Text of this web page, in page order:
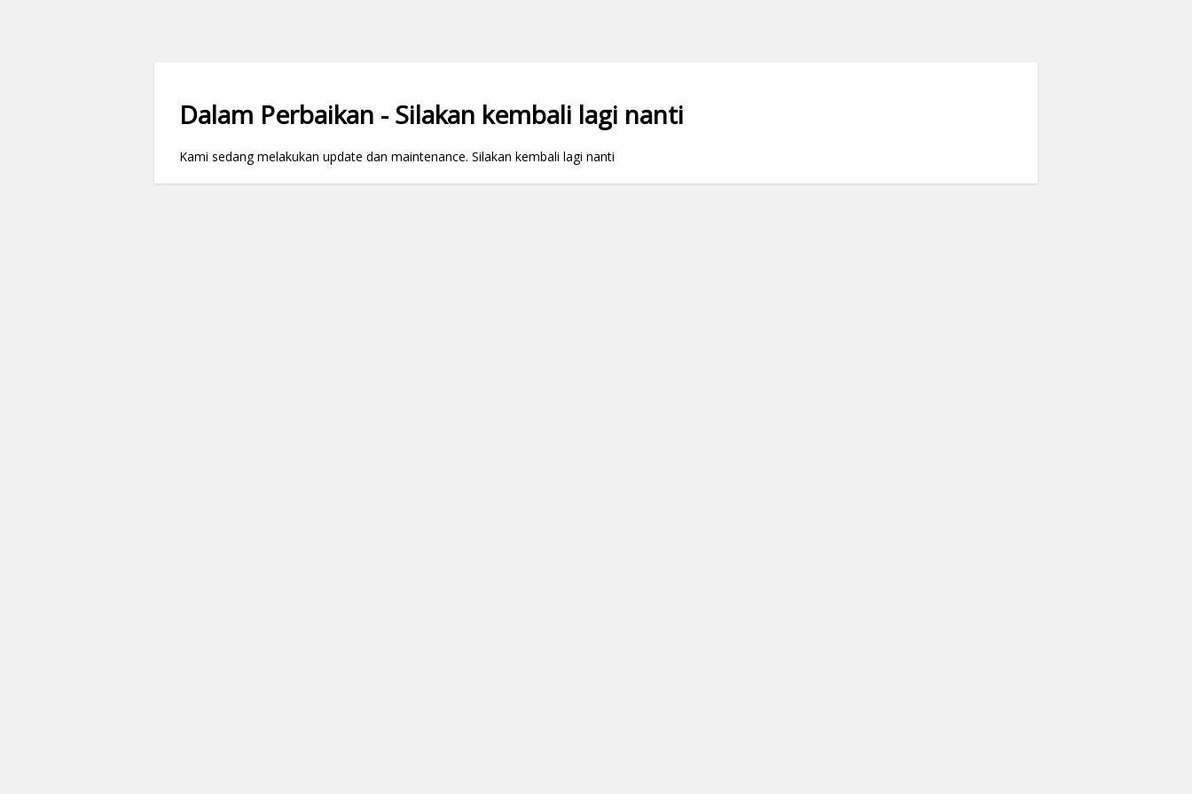
Dalam Perbaikan - Silakan kembali lagi nanti
Kami sedang melakukan update dan maintenance. Silakan kembali lagi nanti